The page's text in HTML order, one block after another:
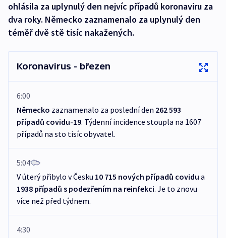
ohlásila za uplynulý den nejvíc případů koronaviru za
dva roky. Německo zaznamenalo za uplynulý den
téměř dvě stě tisíc nakažených.
Koronavirus - březen
6:00
Německo zaznamenalo za poslední den 262 593
případů covidu-19. Týdenní incidence stoupla na 1607
případů na sto tisíc obyvatel.
5:04
V úterý přibylo v Česku 10 715 nových případů covidu a
1938 případů s podezřením na reinfekci. Je to znovu
více než před týdnem.
4:30